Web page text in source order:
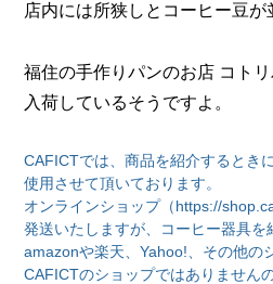
店内には所狭しとコーヒー豆が
福住の手作りパンのお店 コト
入荷しているそうですよ。
CAFICTでは、商品を紹介するとき
使用させて頂いております。
オンラインショップ（https://
発送いたしますが、コーヒー器具を
amazonや楽天、Yahoo!、その他の
CAFICTのショップではありません